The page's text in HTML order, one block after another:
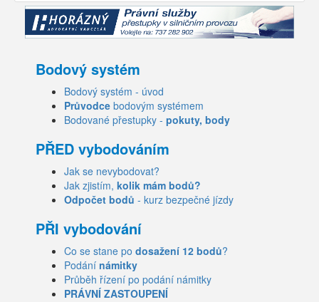
Bodový systém
Bodový systém - úvod
Průvodce bodovým systémem
Bodované přestupky - pokuty, body
PŘED vybodováním
Jak se nevybodovat?
Jak zjistím, kolik mám bodů?
Odpočet bodů - kurz bezpečné jízdy
PŘI vybodování
Co se stane po dosažení 12 bodů?
Podání námitky
Průběh řízení po podání námitky
PRÁVNÍ ZASTOUPENÍ